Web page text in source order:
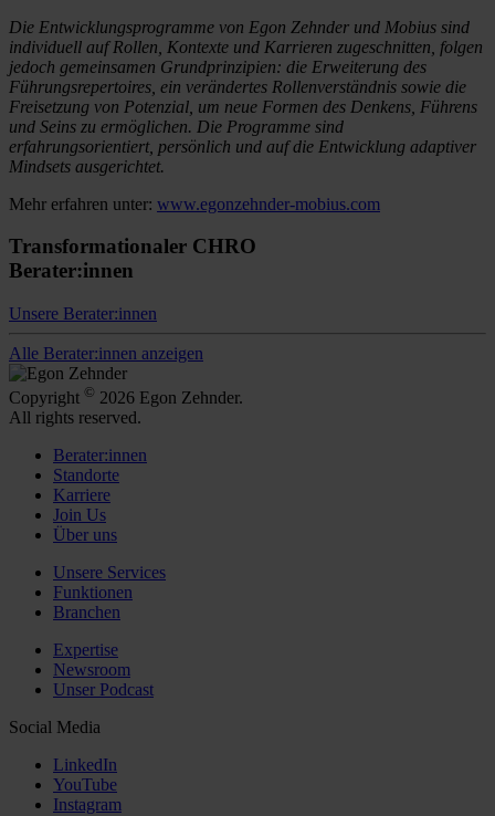
Die Entwicklungsprogramme von Egon Zehnder und Mobius sind
individuell auf Rollen, Kontexte und Karrieren zugeschnitten, folgen
jedoch gemeinsamen Grundprinzipien: die Erweiterung des
Führungsrepertoires, ein verändertes Rollenverständnis sowie die
Freisetzung von Potenzial, um neue Formen des Denkens, Führens
und Seins zu ermöglichen. Die Programme sind
erfahrungsorientiert, persönlich und auf die Entwicklung adaptiver
Mindsets ausgerichtet.
Mehr erfahren unter: www.egonzehnder-mobius.com
Transformationaler CHRO
Berater:innen
Unsere Berater:innen
Alle Berater:innen anzeigen
Copyright © 2026 Egon Zehnder.
All rights reserved.
Berater:innen
Standorte
Karriere
Join Us
Über uns
Unsere Services
Funktionen
Branchen
Expertise
Newsroom
Unser Podcast
Social Media
LinkedIn
YouTube
Instagram